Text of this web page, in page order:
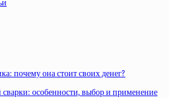
почему она стоит своих денег?
сварки: особенности, выбор и применение